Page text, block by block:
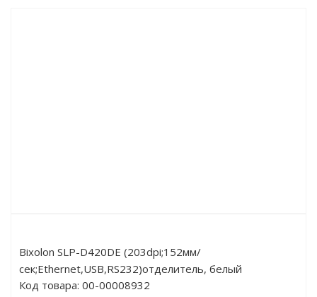
Bixolon SLP-D420DE (203dpi;152мм/
сек;Ethernet,USB,RS232)отделитель, белый
Код товара: 00-00008932